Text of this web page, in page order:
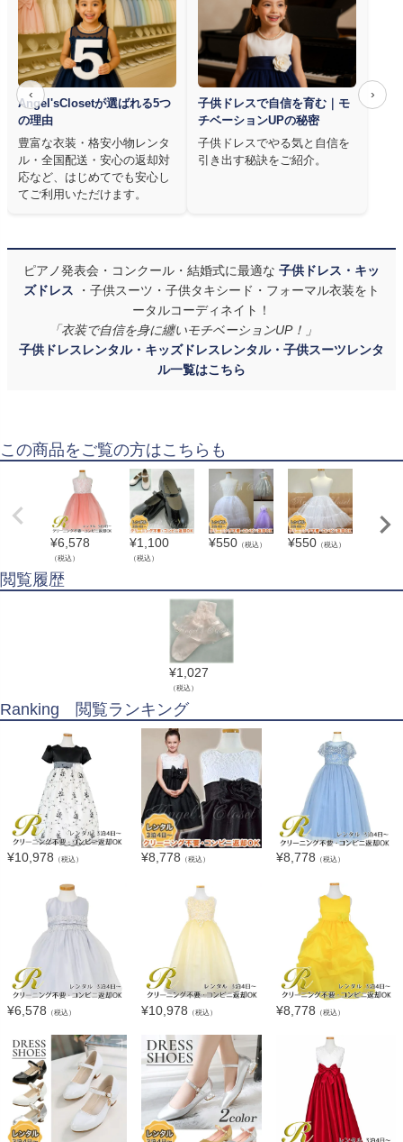
‹ ›
Angel'sClosetが選ばれる5つ
の理由
豊富な衣装・格安小物レンタ
ル・全国配送・安心の返却対
応など、はじめてでも安心し
てご利用いただけます。
子供ドレスで自信を育む｜モ
チベーションUPの秘密
子供ドレスでやる気と自信を
引き出す秘訣をご紹介。
ピアノ発表会・コンクール・結婚式に最適な 子供ドレス・キッ
ズドレス
・子供スーツ・子供タキシード・フォーマル衣装をト
ータルコーディネイト！
「衣装で自信を身に纏いモチベーションUP！」
子供ドレスレンタル・キッズドレスレンタル・子供スーツレンタ
ル一覧はこちら
この商品をご覧の方はこちらも
¥6,578
（税込）
¥1,100
（税込）
¥550 （税込） ¥550 （税込）
閲覧履歴
¥1,027
（税込）
Ranking 閲覧ランキング
¥10,978 （税込） ¥8,778 （税込） ¥8,778 （税込）
¥6,578 （税込） ¥10,978 （税込） ¥8,778 （税込）